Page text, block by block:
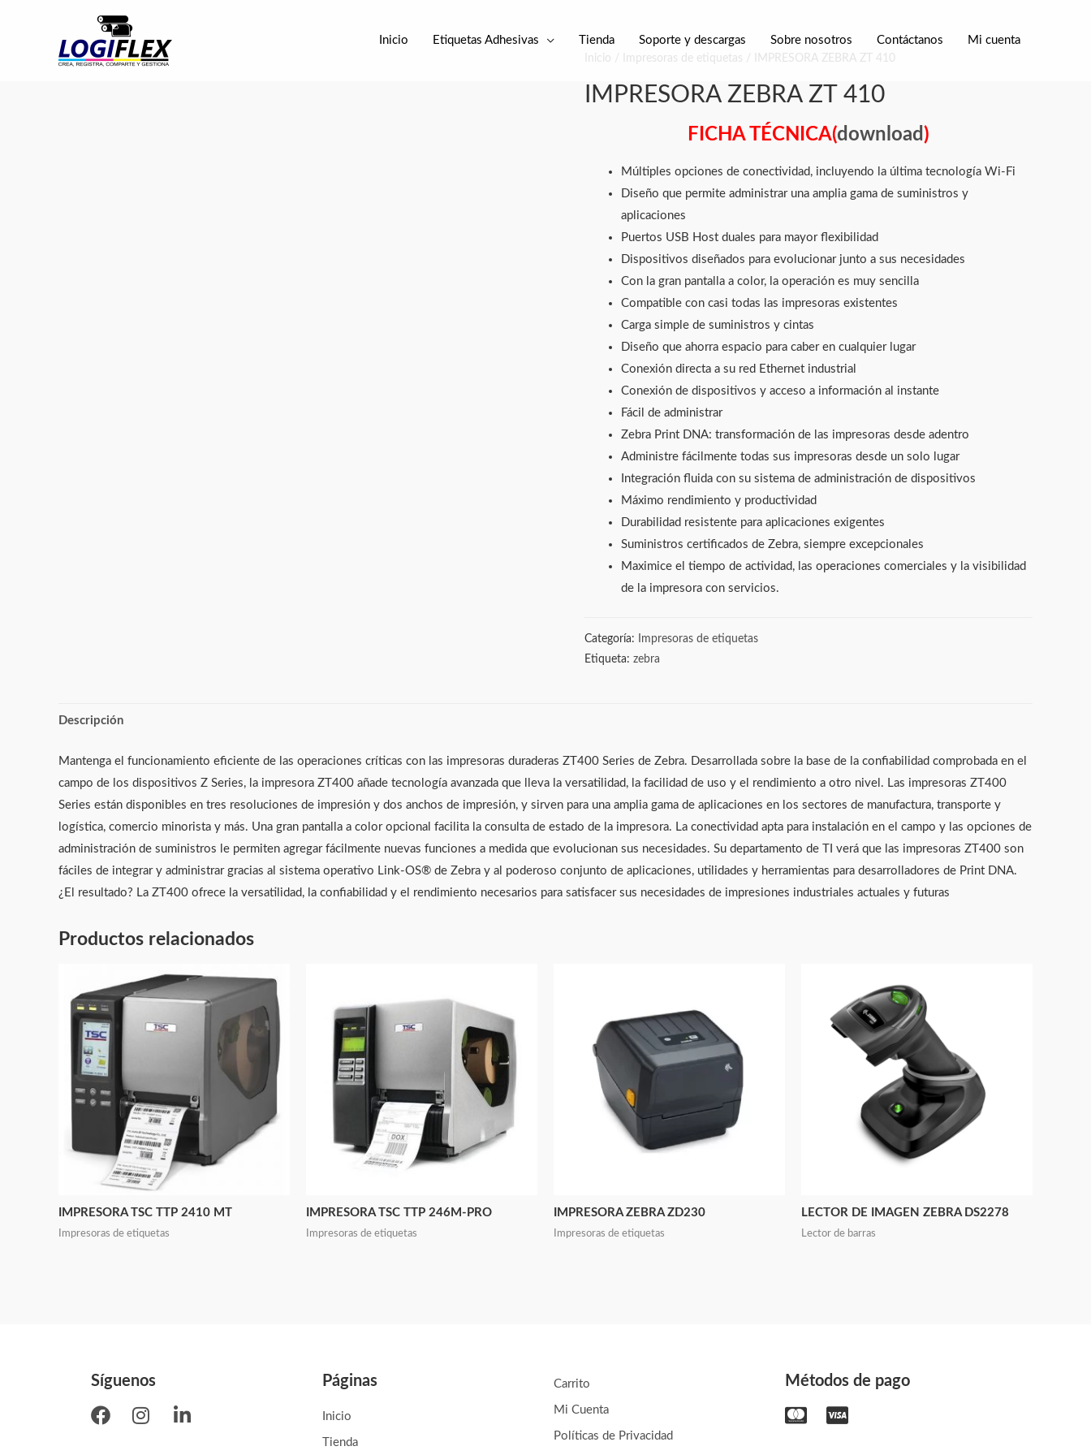
Inicio Etiquetas Adhesivas Tienda Soporte y descargas Sobre nosotros Contáctanos Mi cuenta
Inicio / Impresoras de etiquetas / IMPRESORA ZEBRA ZT 410
IMPRESORA ZEBRA ZT 410
FICHA TÉCNICA(download )
Múltiples opciones de conectividad, incluyendo la última tecnología Wi-Fi
Diseño que permite administrar una amplia gama de suministros y
aplicaciones
Puertos USB Host duales para mayor flexibilidad
Dispositivos diseñados para evolucionar junto a sus necesidades
Con la gran pantalla a color, la operación es muy sencilla
Compatible con casi todas las impresoras existentes
Carga simple de suministros y cintas
Diseño que ahorra espacio para caber en cualquier lugar
Conexión directa a su red Ethernet industrial
Conexión de dispositivos y acceso a información al instante
Fácil de administrar
Zebra Print DNA: transformación de las impresoras desde adentro
Administre fácilmente todas sus impresoras desde un solo lugar
Integración fluida con su sistema de administración de dispositivos
Máximo rendimiento y productividad
Durabilidad resistente para aplicaciones exigentes
Suministros certificados de Zebra, siempre excepcionales
Maximice el tiempo de actividad, las operaciones comerciales y la visibilidad
de la impresora con servicios.
Categoría:
Impresoras de etiquetas
Etiqueta: zebra
Descripción
Mantenga el funcionamiento eficiente de las operaciones críticas con las impresoras duraderas ZT400 Series de Zebra. Desarrollada sobre la base de la confiabilidad comprobada en el
campo de los dispositivos Z Series, la impresora ZT400 añade tecnología avanzada que lleva la versatilidad, la facilidad de uso y el rendimiento a otro nivel. Las impresoras ZT400
Series están disponibles en tres resoluciones de impresión y dos anchos de impresión, y sirven para una amplia gama de aplicaciones en los sectores de manufactura, transporte y
logística, comercio minorista y más. Una gran pantalla a color opcional facilita la consulta de estado de la impresora. La conectividad apta para instalación en el campo y las opciones de
administración de suministros le permiten agregar fácilmente nuevas funciones a medida que evolucionan sus necesidades. Su departamento de TI verá que las impresoras ZT400 son
fáciles de integrar y administrar gracias al sistema operativo Link-OS® de Zebra y al poderoso conjunto de aplicaciones, utilidades y herramientas para desarrolladores de Print DNA.
¿El resultado? La ZT400 ofrece la versatilidad, la confiabilidad y el rendimiento necesarios para satisfacer sus necesidades de impresiones industriales actuales y futuras
Productos relacionados
IMPRESORA TSC TTP 2410 MT
Impresoras de etiquetas
IMPRESORA TSC TTP 246M-PRO
Impresoras de etiquetas
IMPRESORA ZEBRA ZD230
Impresoras de etiquetas
LECTOR DE IMAGEN ZEBRA DS2278
Lector de barras
Síguenos Páginas
Inicio
Tienda
Carrito
Mi Cuenta
Políticas de Privacidad
Métodos de pago